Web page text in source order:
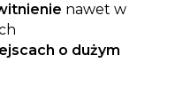
nawet w
o dużym